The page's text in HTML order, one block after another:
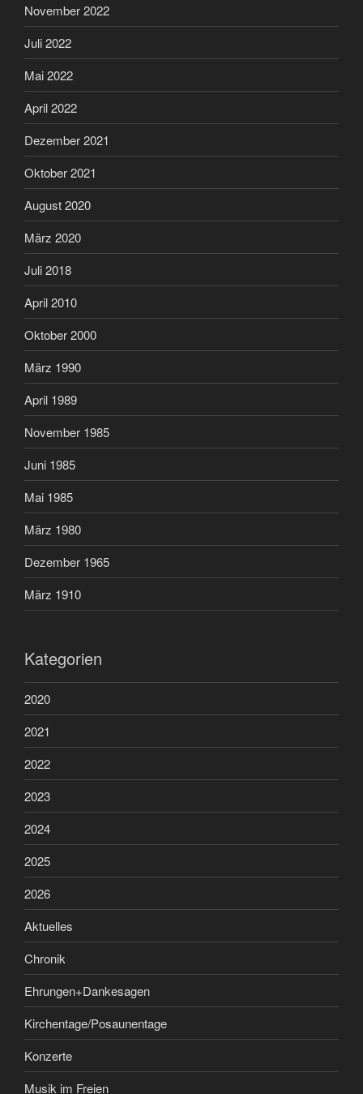
November 2022
Juli 2022
Mai 2022
April 2022
Dezember 2021
Oktober 2021
August 2020
März 2020
Juli 2018
April 2010
Oktober 2000
März 1990
April 1989
November 1985
Juni 1985
Mai 1985
März 1980
Dezember 1965
März 1910
Kategorien
2020
2021
2022
2023
2024
2025
2026
Aktuelles
Chronik
Ehrungen+Dankesagen
Kirchentage/Posaunentage
Konzerte
Musik im Freien